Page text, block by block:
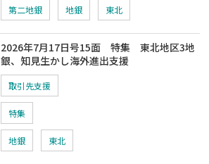
第二地銀 地銀 東北
2026年7月17日号15面 特集 東北地区3地
銀、知見生かし海外進出支援
取引先支援
特集
地銀 東北